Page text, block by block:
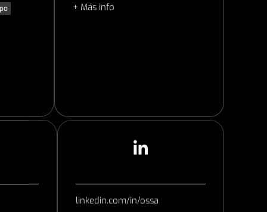
+ Más info
linkedin.com/in/ossa